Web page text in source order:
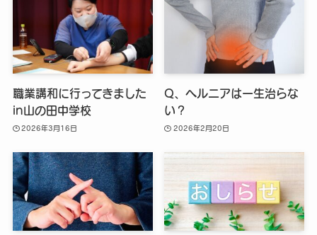
職業講和に行ってきました
in山の田中学校
2026年3月16日
Q、ヘルニアは一生治らな
い？
2026年2月20日